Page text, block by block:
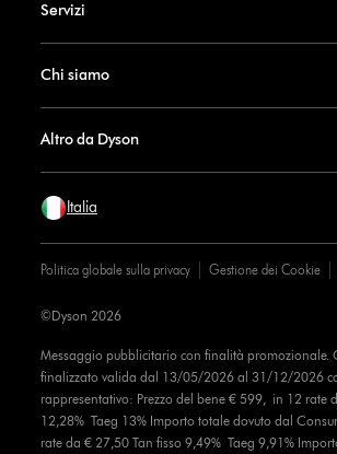
Servizi
Chi siamo
Altro da Dyson
Italia
Politica globale sulla privacy Gestione dei Cookie
Messaggio pubblicitario con finalità promozionale.
finalizzato valida dal 13/05/2026 al 31/12/2026
rappresentativo: Prezzo del bene € 599, in 12 rate
12,28% Taeg 13% Importo totale dovuto dal
rate da € 27,50 Tan fisso 9,49% Taeg 9,91%
©Dyson 2026